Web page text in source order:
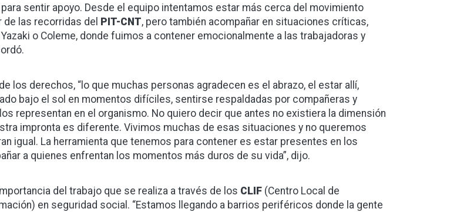
sentir apoyo. Desde el equipo intentamos estar más cerca del movimiento
las recorridas del PIT-CNT, pero también acompañar en situaciones críticas,
o Coleme, donde fuimos a contener emocionalmente a las trabajadoras y
los derechos, “lo que muchas personas agradecen es el abrazo, el estar allí,
bajo el sol en momentos difíciles, sentirse respaldadas por compañeras y
representan en el organismo. No quiero decir que antes no existiera la dimensión
impronta es diferente. Vivimos muchas de esas situaciones y no queremos
igual. La herramienta que tenemos para contener es estar presentes en los
a quienes enfrentan los momentos más duros de su vida”, dijo.
del trabajo que se realiza a través de los CLIF (Centro Local de
en seguridad social. “Estamos llegando a barrios periféricos donde la gente